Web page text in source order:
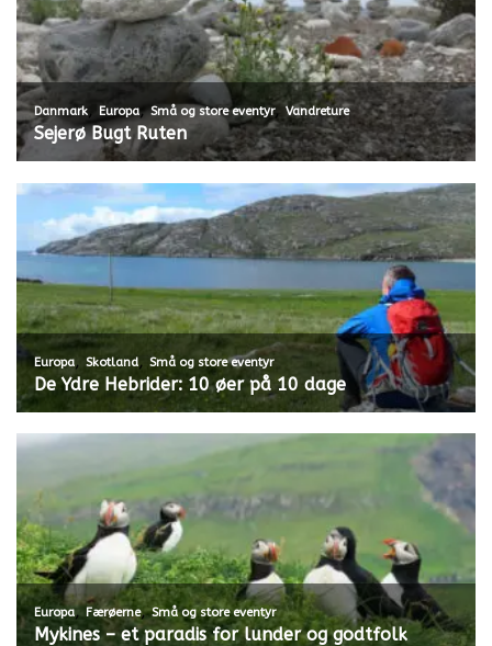
Danmark, Europa,Små og store eventyr,Vandreture
Sejerø Bugt Ruten
Europa Skotland Små og store eventyr
De Ydre Hebrider: 10 øer på 10 dage
Europa,Færøerne,Små og store eventyr
Mykines – et paradis for lunder og godtfolk